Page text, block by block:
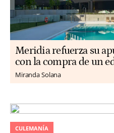
Meridia refuerza su
con la compra de un
Miranda Solana
CULEMANÍA